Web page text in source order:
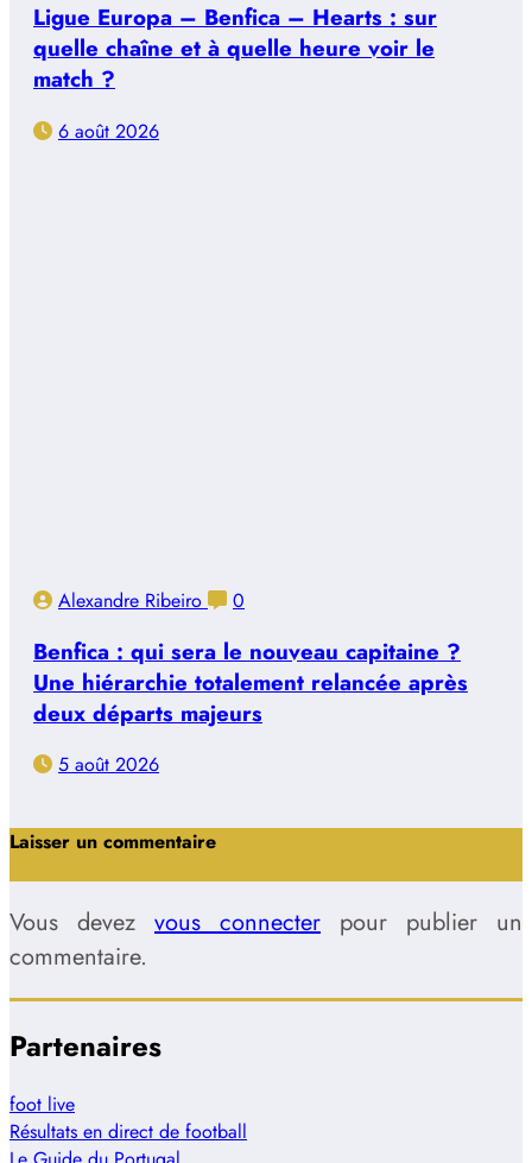
Ligue Europa – Benfica – Hearts : sur
quelle chaîne et à quelle heure voir le
match ?
6 août 2026
Alexandre Ribeiro 0
Benfica : qui sera le nouveau capitaine ?
Une hiérarchie totalement relancée après
deux départs majeurs
5 août 2026
Laisser un commentaire
Vous devez vous connecter pour publier un
commentaire.
Partenaires
foot live
Résultats en direct de football